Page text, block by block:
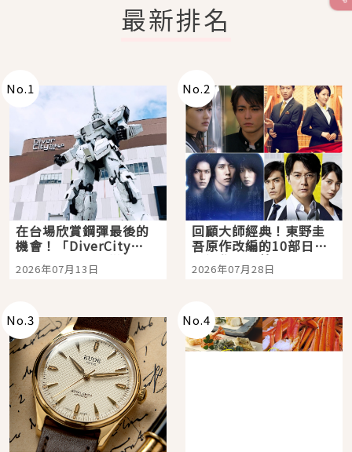
最新排名
No.1
在台場欣賞鋼彈最後的
機會！「DiverCity
Tokyo Plaza」搭船、
購物、美食及夜景，一
2026年07月13日
No.2
回顧大師經典！東野圭
吾原作改編的10部日本
影視作品推薦
2026年07月28日
No.3 No.4